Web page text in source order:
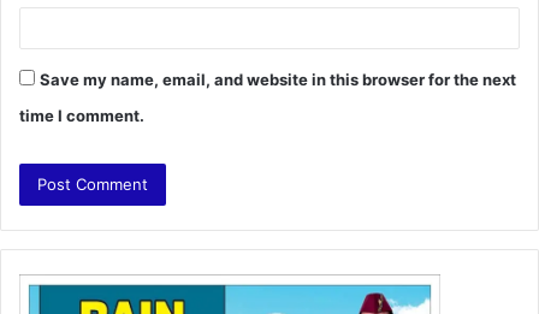
Save my name, email, and website in this browser for the next
time I comment.